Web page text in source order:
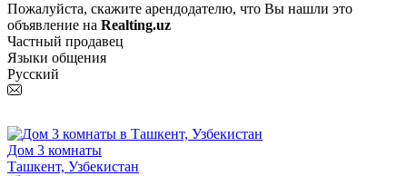
Пожалуйста, скажите арендодателю, что Вы нашли это
объявление на Realting.uz
Частный продавец
Языки общения
Русский
Дом 3 комнаты
Ташкент, Узбекистан